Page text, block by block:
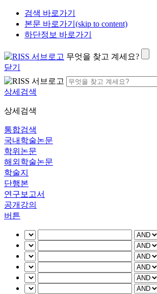
검색 바로가기
본문 바로가기(skip to content)
하단정보 바로가기
무엇을 찾고 계세요?
닫기
상세검색
상세검색
통합검색
국내학술논문
학위논문
해외학술논문
학술지
단행본
연구보고서
공개강의
버튼